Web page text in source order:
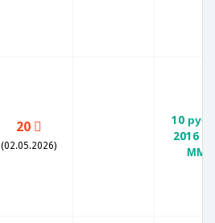
20
(02.05.2026)
10
2016
ММД